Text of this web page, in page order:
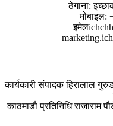
ठेगाना:
मोबाइल:
इमेल
कार्यकारी संपादकहिरालाल
काठमाडौ प्रतिनिधिराजाराम